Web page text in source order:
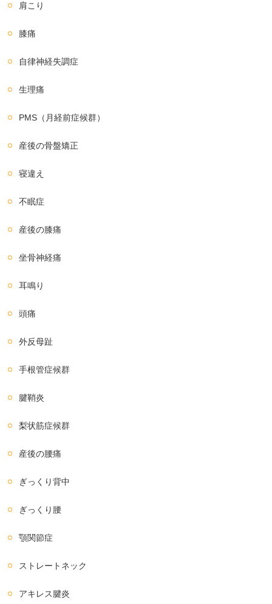
肩こり
膝痛
自律神経失調症
生理痛
PMS（月経前症候群）
産後の骨盤矯正
寝違え
不眠症
産後の膝痛
坐骨神経痛
耳鳴り
頭痛
外反母趾
手根管症候群
腱鞘炎
梨状筋症候群
産後の腰痛
ぎっくり背中
ぎっくり腰
顎関節症
ストレートネック
アキレス腱炎